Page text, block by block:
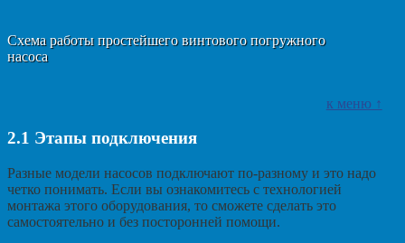
Схема работы простейшего винтового погружного
насоса
к меню ↑
2.1 Этапы подключения
Разные модели насосов подключают по-разному и это надо
четко понимать. Если вы ознакомитесь с технологией
монтажа этого оборудования, то сможете сделать это
самостоятельно и без посторонней помощи.